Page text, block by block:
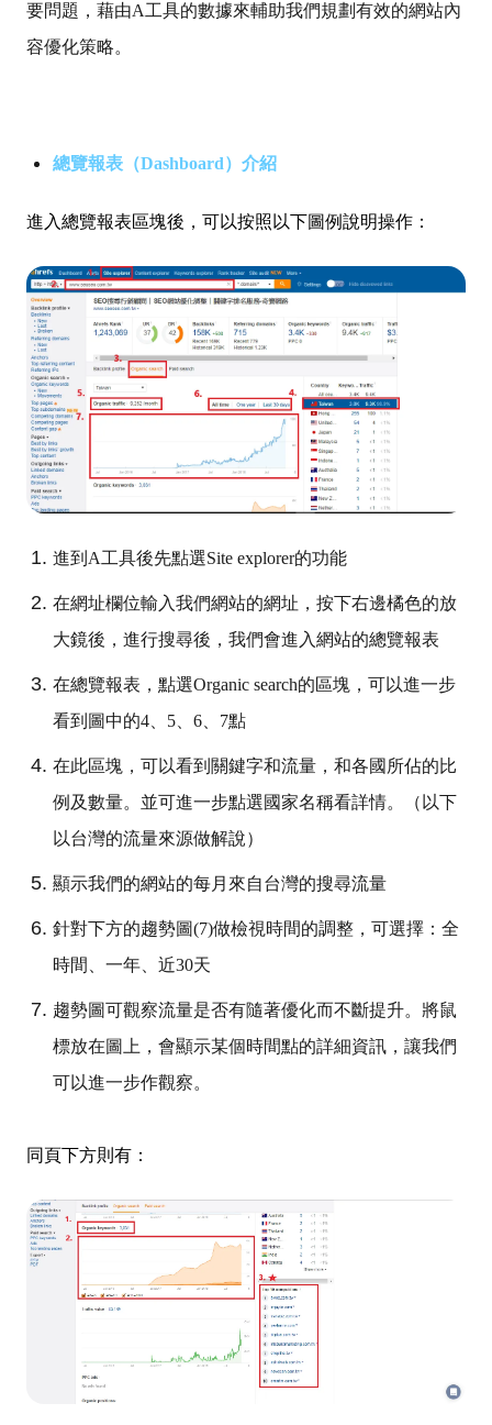
要問題，藉由A工具的數據來輔助我們規劃有效的網站內
容優化策略。
總覽報表（Dashboard）介紹
進入總覽報表區塊後，可以按照以下圖例說明操作：
進到A工具後先點選Site explorer的功能
在網址欄位輸入我們網站的網址，按下右邊橘色的放
大鏡後，進行搜尋後，我們會進入網站的總覽報表
在總覽報表，點選Organic search的區塊，可以進一步
看到圖中的4、5、6、7點
在此區塊，可以看到關鍵字和流量，和各國所佔的比
例及數量。並可進一步點選國家名稱看詳情。（以下
以台灣的流量來源做解說）
顯示我們的網站的每月來自台灣的搜尋流量
針對下方的趨勢圖(7)做檢視時間的調整，可選擇：全
時間、一年、近30天
趨勢圖可觀察流量是否有隨著優化而不斷提升。將鼠
標放在圖上，會顯示某個時間點的詳細資訊，讓我們
可以進一步作觀察。
同頁下方則有：